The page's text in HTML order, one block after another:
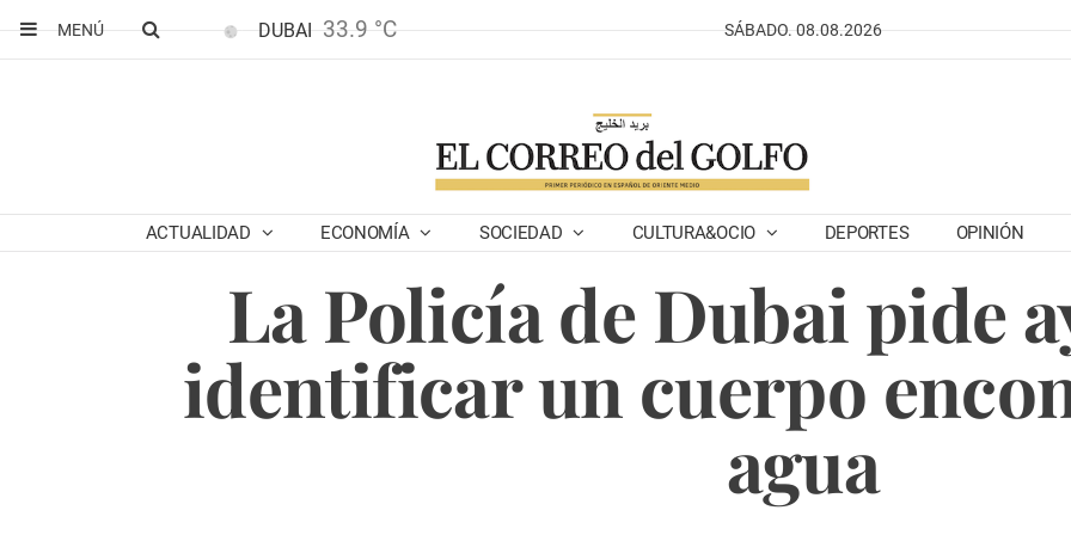
MENÚ DUBAI 33.9 °C SÁBADO. 08.08.2026
ACTUALIDAD ECONOMÍA SOCIEDAD CULTURA&OCIO DEPORTES OPINIÓN
La Policía de Dubai pide
identificar un cuerpo
agua